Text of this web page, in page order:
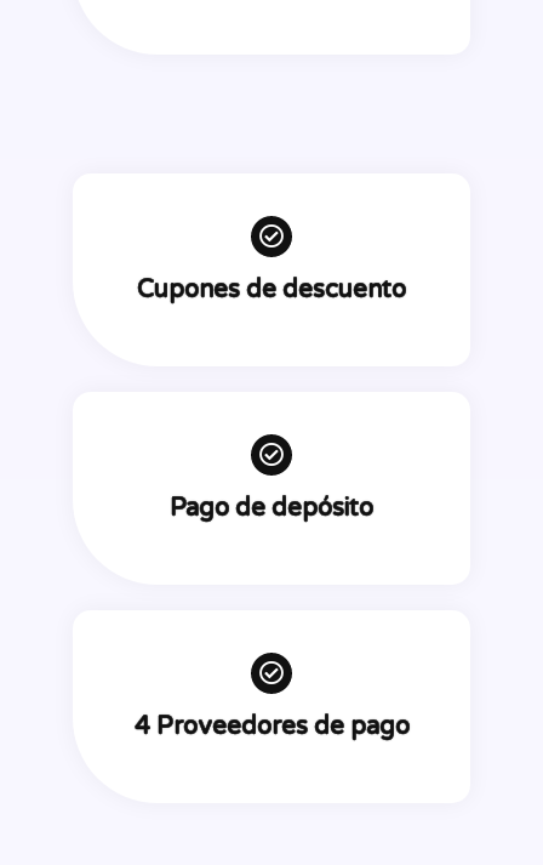
Cupones de descuento
Pago de depósito
4 Proveedores de pago